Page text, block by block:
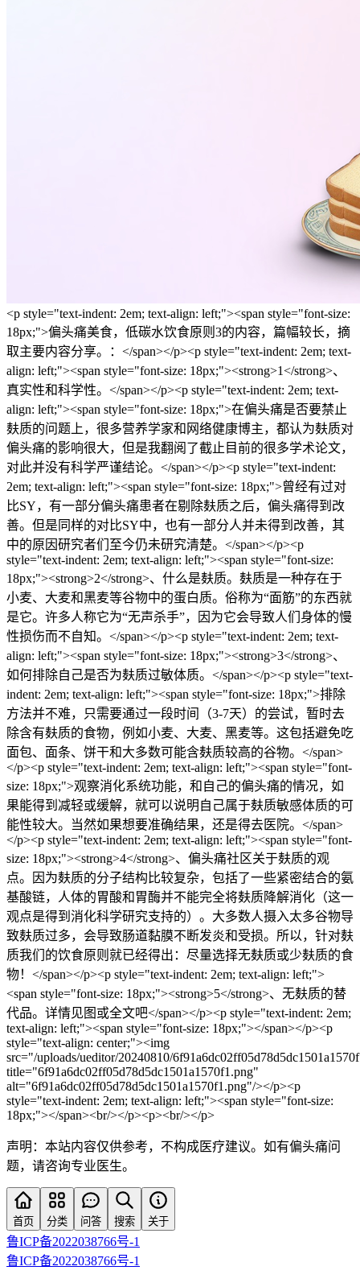
<p style="text-indent: 2em; text-align: left;"><span style="font-size:
18px;">偏头痛美食，低碳水饮食原则3的内容，篇幅较长，摘
取主要内容分享。：</span></p><p style="text-indent: 2em; text-
align: left;"><span style="font-size: 18px;"><strong>1</strong>、
真实性和科学性。</span></p><p style="text-indent: 2em; text-
align: left;"><span style="font-size: 18px;">在偏头痛是否要禁止
麸质的问题上，很多营养学家和网络健康博主，都认为麸质对
偏头痛的影响很大，但是我翻阅了截止目前的很多学术论文，
对此并没有科学严谨结论。</span></p><p style="text-indent:
2em; text-align: left;"><span style="font-size: 18px;">曾经有过对
比SY，有一部分偏头痛患者在剔除麸质之后，偏头痛得到改
善。但是同样的对比SY中，也有一部分人并未得到改善，其
中的原因研究者们至今仍未研究清楚。</span></p><p
style="text-indent: 2em; text-align: left;"><span style="font-size:
18px;"><strong>2</strong>、什么是麸质。麸质是一种存在于
小麦、大麦和黑麦等谷物中的蛋白质。俗称为“面筋”的东西就
是它。许多人称它为“无声杀手”，因为它会导致人们身体的慢
性损伤而不自知。</span></p><p style="text-indent: 2em; text-
align: left;"><span style="font-size: 18px;"><strong>3</strong>、
如何排除自己是否为麸质过敏体质。</span></p><p style="text-
indent: 2em; text-align: left;"><span style="font-size: 18px;">排除
方法并不难，只需要通过一段时间（3-7天）的尝试，暂时去
除含有麸质的食物，例如小麦、大麦、黑麦等。这包括避免吃
面包、面条、饼干和大多数可能含麸质较高的谷物。</span>
</p><p style="text-indent: 2em; text-align: left;"><span style="font-
size: 18px;">观察消化系统功能，和自己的偏头痛的情况，如
果能得到减轻或缓解，就可以说明自己属于麸质敏感体质的可
能性较大。当然如果想要准确结果，还是得去医院。</span>
</p><p style="text-indent: 2em; text-align: left;"><span style="font-
size: 18px;"><strong>4</strong>、偏头痛社区关于麸质的观
点。因为麸质的分子结构比较复杂，包括了一些紧密结合的氨
基酸链，人体的胃酸和胃酶并不能完全将麸质降解消化（这一
观点是得到消化科学研究支持的）。大多数人摄入太多谷物导
致麸质过多，会导致肠道黏膜不断发炎和受损。所以，针对麸
质我们的饮食原则就已经得出：尽量选择无麸质或少麸质的食
物！</span></p><p style="text-indent: 2em; text-align: left;">
<span style="font-size: 18px;"><strong>5</strong>、无麸质的替
代品。详情见图或全文吧</span></p><p style="text-indent: 2em;
text-align: left;"><span style="font-size: 18px;"></span></p><p
style="text-align: center;"><img
src="/uploads/ueditor/20240810/
title="6f91a6dc02ff05d78d5dc1501a1570f1.png"
alt="6f91a6dc02ff05d78d5dc1501a1570f1.png"/></p><p
style="text-indent: 2em; text-align: left;"><span style="font-size:
18px;"></span><br/></p><p><br/></p>
声明：本站内容仅供参考，不构成医疗建议。如有偏头痛问
题，请咨询专业医生。
首页 分类 问答 搜索 关于
鲁ICP备2022038766号-1
鲁ICP备2022038766号-1